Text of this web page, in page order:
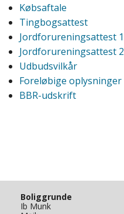
Købsaftale
Tingbogsattest
Jordforureningsattest 1
Jordforureningsattest 2
Udbudsvilkår
Foreløbige
BBR-udskrift
Boliggrunde
Ib Munk